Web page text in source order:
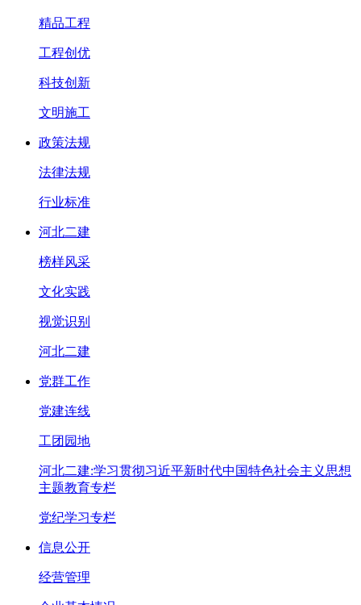
精品工程
工程创优
科技创新
文明施工
政策法规
法律法规
行业标准
河北二建
榜样风采
文化实践
视觉识别
河北二建
党群工作
党建连线
工团园地
河北二建:学习贯彻习近平新时代中国特色社会主义思想
主题教育专栏
党纪学习专栏
信息公开
经营管理